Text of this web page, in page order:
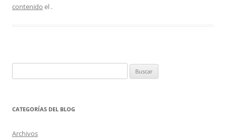
contenido el .
CATEGORÍAS DEL BLOG
Archivos